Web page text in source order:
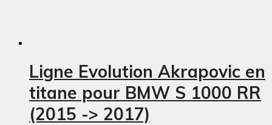
Ligne Evolution Akrapovic en
titane pour BMW S 1000 RR
(2015 -> 2017)